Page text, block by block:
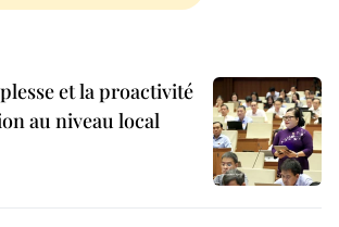
et la proactivité
au niveau local